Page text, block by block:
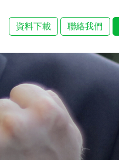
資料下載 聯絡我們